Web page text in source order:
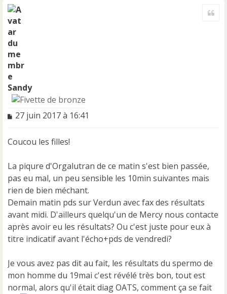
Sandy
M
s
g
e
n
o
n
l
u
27 juin 2017 à 16:41
Coucou les filles!
La piqure d'Orgalutran de ce matin s'est bien passée,
pas eu mal, un peu sensible les 10min suivantes mais
rien de bien méchant.
Demain matin pds sur Verdun avec fax des résultats
avant midi. D'ailleurs quelqu'un de Mercy nous contacte
après avoir eu les résultats? Ou c'est juste pour eux à
titre indicatif avant l'écho+pds de vendredi?
Je vous avez pas dit au fait, les résultats du spermo de
mon homme du 19mai c'est révélé très bon, tout est
normal, alors qu'il était diag OATS, comment ça se fait